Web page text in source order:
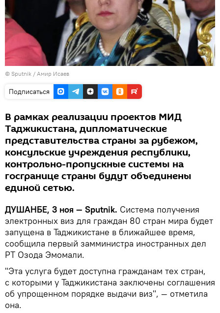
© Sputnik / Амир Исаев
Подписаться
В рамках реализации проектов МИД
Таджикистана, дипломатические
представительства страны за рубежом,
консульские учреждения республики,
контрольно-пропускные системы на
госгранице страны будут объединены
единой сетью.
ДУШАНБЕ, 3 ноя — Sputnik. Система получения
электронных виз для граждан 80 стран мира будет
запущена в Таджикистане в ближайшее время,
сообщила первый замминистра иностранных дел
РТ Озода Эмомали.
"Эта услуга будет доступна гражданам тех стран,
с которыми у Таджикистана заключены соглашения
об упрощенном порядке выдачи виз", — отметила
она.